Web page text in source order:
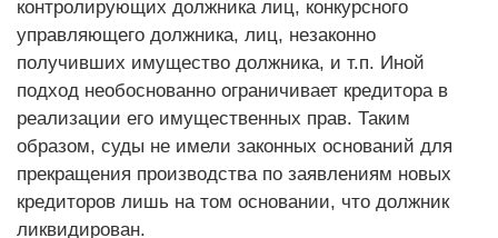
контролирующих должника лиц, конкурсного
управляющего должника, лиц, незаконно
получивших имущество должника, и т.п. Иной
подход необоснованно ограничивает кредитора в
реализации его имущественных прав. Таким
образом, суды не имели законных оснований для
прекращения производства по заявлениям новых
кредиторов лишь на том основании, что должник
ликвидирован.